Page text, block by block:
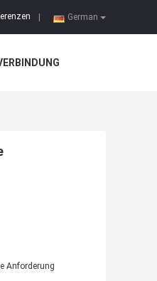
German
Anforderung